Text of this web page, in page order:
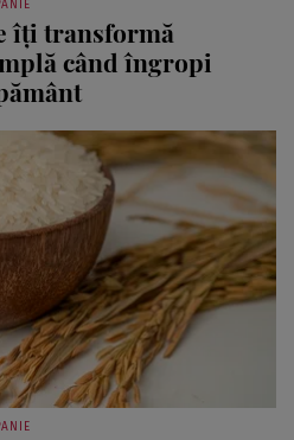
îți transformă
când îngropi